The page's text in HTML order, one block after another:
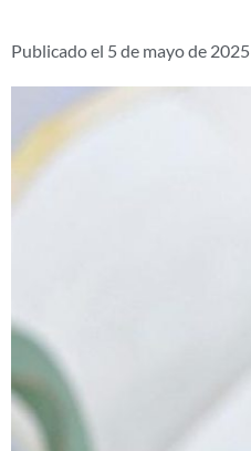
Publicado el 5 de mayo de 2025